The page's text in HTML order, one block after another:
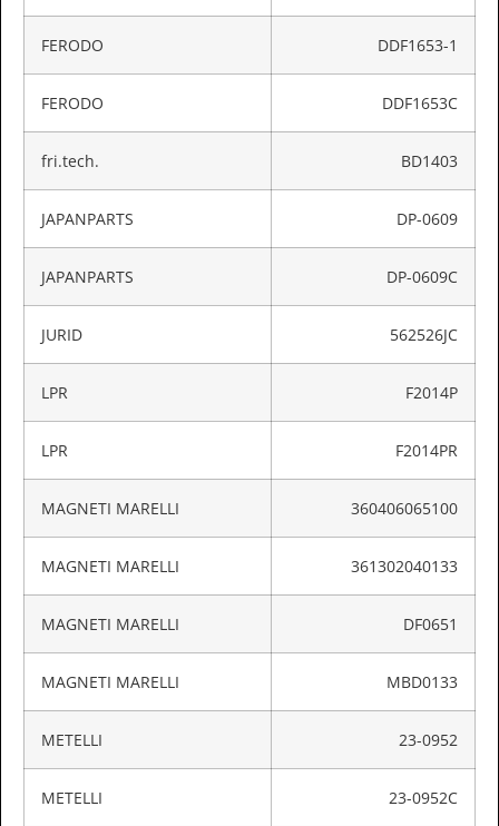
FERODO DDF1653-1
FERODO DDF1653C
fri.tech. BD1403
JAPANPARTS DP-0609
JAPANPARTS DP-0609C
JURID 562526JC
LPR F2014P
LPR F2014PR
MAGNETI MARELLI 360406065100
MAGNETI MARELLI 361302040133
MAGNETI MARELLI DF0651
MAGNETI MARELLI MBD0133
METELLI 23-0952
METELLI 23-0952C